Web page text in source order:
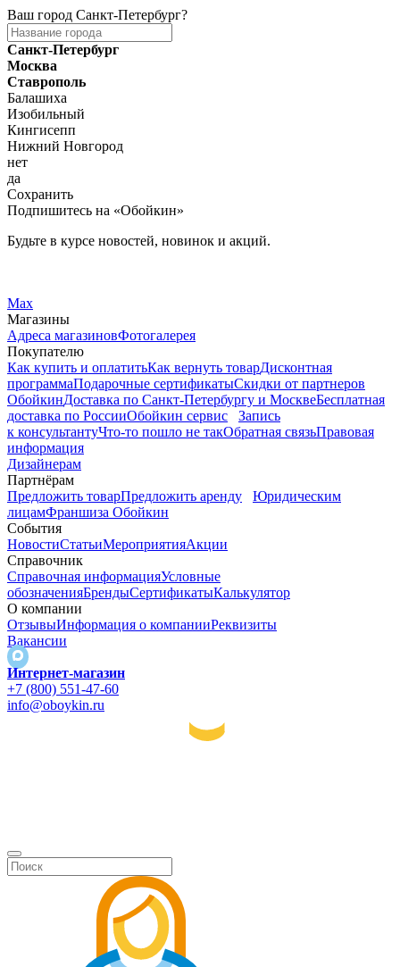
Ваш город Санкт-Петербург?
Санкт-Петербург
Москва
Ставрополь
Балашиха
Изобильный
Кингисепп
Нижний Новгород
нет
да
Сохранить
Подпишитесь на «Обойкин»
Будьте в курсе новостей, новинок и акций.
Max
Магазины
Адреса магазиновФотогалерея
Покупателю
Как купить и оплатитьКак вернуть товарДисконтная
программаПодарочные сертификатыСкидки от партнеров
ОбойкинДоставка по Санкт-Петербургу и МосквеБесплатная
доставка по РоссииОбойкин сервис
Запись
к консультантуЧто-то пошло не такОбратная связьПравовая
информация
Дизайнерам
Партнёрам
Предложить товарПредложить аренду
Юридическим
лицамФраншиза Обойкин
События
НовостиСтатьиМероприятияАкции
Справочник
Справочная информацияУсловные
обозначенияБрендыСертификатыКалькулятор
О компании
ОтзывыИнформация о компанииРеквизиты
Вакансии
Интернет-магазин
+7 (800) 551-47-60
info@oboykin.ru